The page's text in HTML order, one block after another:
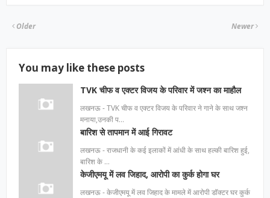
Newer
Older
You may like these posts
TVK चीफ व एक्टर विजय के परिवार में जश्न का माहौल
लखनऊ - TVK चीफ व एक्टर विजय के परिवार ने गाने के साथ जश्न
मनाया,उनकी प…
बारिश से तापमान में आई गिरावट
लखनऊ - राजधानी के कई इलाकों में आंधी के साथ हल्की बारिश हुई,
बारिश के …
केजीएमयू में लव जिहाद, आरोपी का कुर्क होगा घर
लखनऊ - केजीएमयू में लव जिहाद के मामले में आरोपी डॉक्टर घर कुर्क